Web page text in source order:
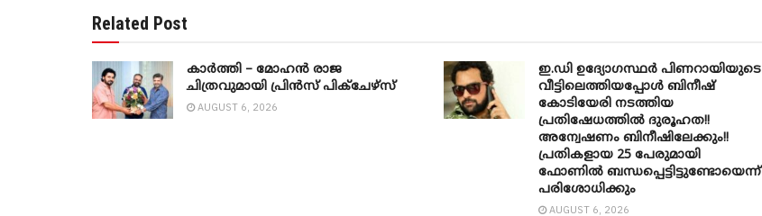
Related Post
കാർത്തി – മോഹൻ രാജ
ചിത്രവുമായി പ്രിൻസ് പിക്ചേഴ്സ്
AUGUST 6, 2026
ഇ.ഡി ഉദ്യോഗസ്ഥർ പിണറായിയുടെ
വീട്ടിലെത്തിയപ്പോൾ ബിനീഷ്
കോടിയേരി നടത്തിയ
പ്രതിഷേധത്തിൽ ദുരൂഹത!!
അന്വേഷണം ബിനീഷിലേക്കും!!
പ്രതികളായ 25 പേരുമായി
ഫോണിൽ ബന്ധപ്പെട്ടിട്ടുണ്ടോയെന്ന്
പരിശോധിക്കും
AUGUST 6, 2026